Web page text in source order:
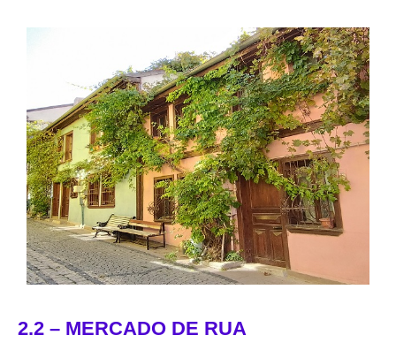
2.2 – MERCADO DE RUA